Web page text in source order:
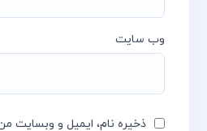
وب‌ سایت
ذخیره نام، ایمیل و وبسایت